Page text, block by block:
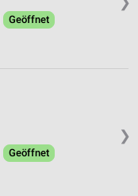
Geöffnet
❯
Geöffnet